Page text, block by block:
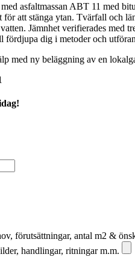
asfaltmassan ABT 11 med
att stänga ytan. Tvärfall och
Jämnhet verifierades med
fördjupa dig i metoder och
med ny beläggning av en
förutsättningar, antal m2 &
handlingar, ritningar m.m.